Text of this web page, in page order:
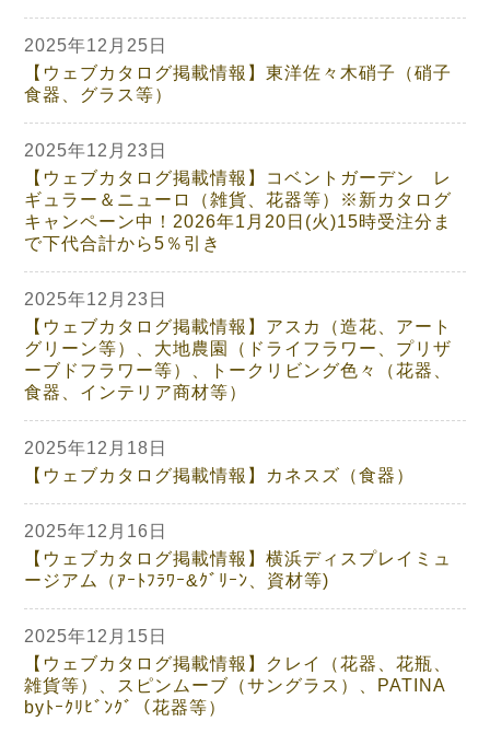
2025年12月25日
【ウェブカタログ掲載情報】東洋佐々木硝子（硝子
食器、グラス等）
2025年12月23日
【ウェブカタログ掲載情報】コベントガーデン レ
ギュラー＆ニューロ（雑貨、花器等）※新カタログ
キャンペーン中！2026年1月20日(火)15時受注分ま
で下代合計から5％引き
2025年12月23日
【ウェブカタログ掲載情報】アスカ（造花、アート
グリーン等）、大地農園（ドライフラワー、プリザ
ーブドフラワー等）、トークリビング色々（花器、
食器、インテリア商材等）
2025年12月18日
【ウェブカタログ掲載情報】カネスズ（食器）
2025年12月16日
【ウェブカタログ掲載情報】横浜ディスプレイミュ
ージアム（ｱｰﾄﾌﾗﾜｰ&ｸﾞﾘｰﾝ、資材等)
2025年12月15日
【ウェブカタログ掲載情報】クレイ（花器、花瓶、
雑貨等）、スピンムーブ（サングラス）、PATINA
byﾄｰｸﾘﾋﾞﾝｸﾞ（花器等）